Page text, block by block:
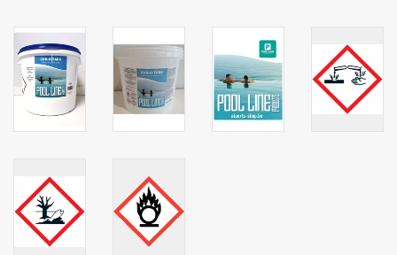
Verpakking
Kantoorbenodigdheden
Corona